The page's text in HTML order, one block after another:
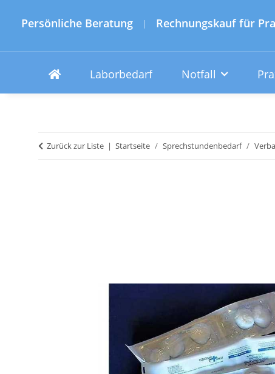
Persönliche Beratung | Rechnungskauf für
Laborbedarf Notfall
Zurück zur Liste Startseite Sprechstundenbedarf